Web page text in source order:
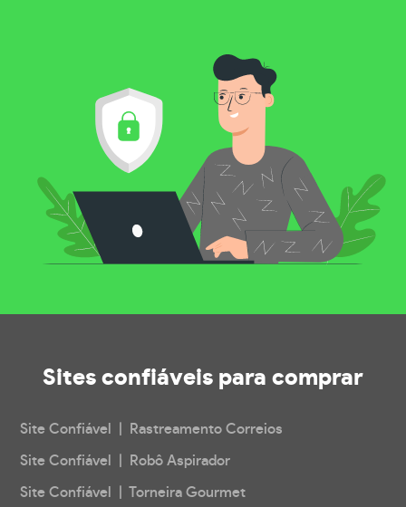
Sites confiáveis para comprar
Site Confiável | Rastreamento Correios
Site Confiável | Robô Aspirador
Site Confiável | Torneira Gourmet